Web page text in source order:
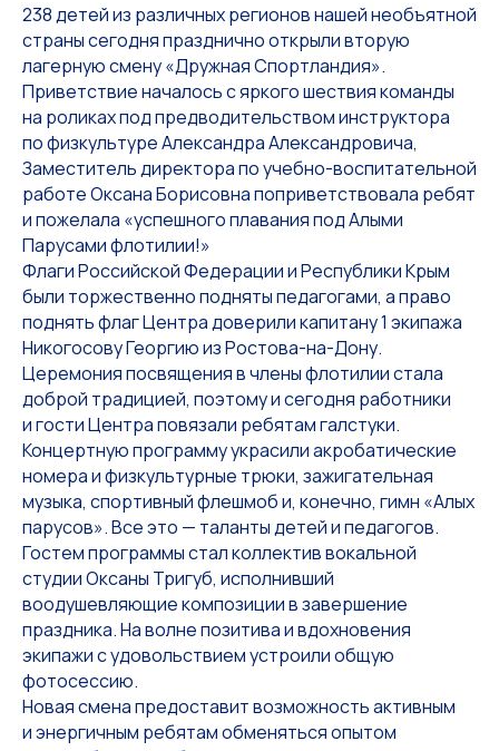
238 детей из различных регионов нашей необъятной
страны сегодня празднично открыли вторую
лагерную смену «Дружная Спортландия».
Приветствие началось с яркого шествия команды
на роликах под предводительством инструктора
по физкультуре Александра Александровича,
Заместитель директора по учебно-воспитательной
работе Оксана Борисовна поприветствовала ребят
и пожелала «успешного плавания под Алыми
Парусами флотилии!»
Флаги Российской Федерации и Республики Крым
были торжественно подняты педагогами, а право
поднять флаг Центра доверили капитану 1 экипажа
Никогосову Георгию из Ростова-на-Дону.
Церемония посвящения в члены флотилии стала
доброй традицией, поэтому и сегодня работники
и гости Центра повязали ребятам галстуки.
Концертную программу украсили акробатические
номера и физкультурные трюки, зажигательная
музыка, спортивный флешмоб и, конечно, гимн «Алых
парусов». Все это — таланты детей и педагогов.
Гостем программы стал коллектив вокальной
студии Оксаны Тригуб, исполнивший
воодушевляющие композиции в завершение
праздника. На волне позитива и вдохновения
экипажи с удовольствием устроили общую
фотосессию.
Новая смена предоставит возможность активным
и энергичным ребятам обменяться опытом